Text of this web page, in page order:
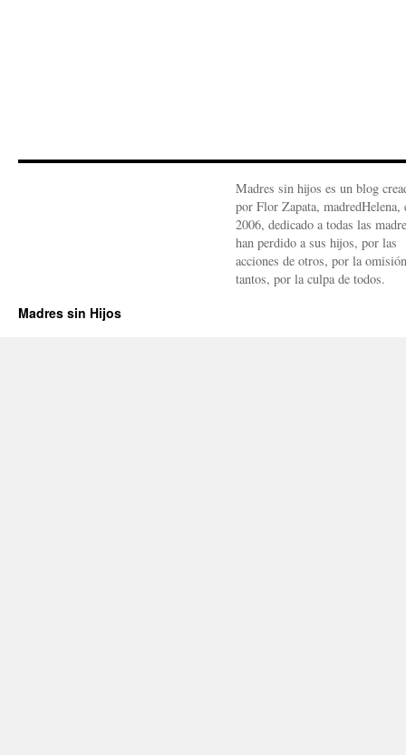
Madres sin hijos es un blog
por Flor Zapata, madredHelena,
2006, dedicado a todas las
han perdido a sus hijos, por las
acciones de otros, por la
tantos, por la culpa de todos.
Madres sin Hijos